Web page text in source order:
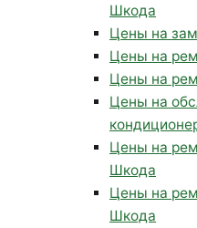
Шкода
Цены на
Цены на
Цены на
Цены на
Цены на
Шкода
Цены на
Шкода